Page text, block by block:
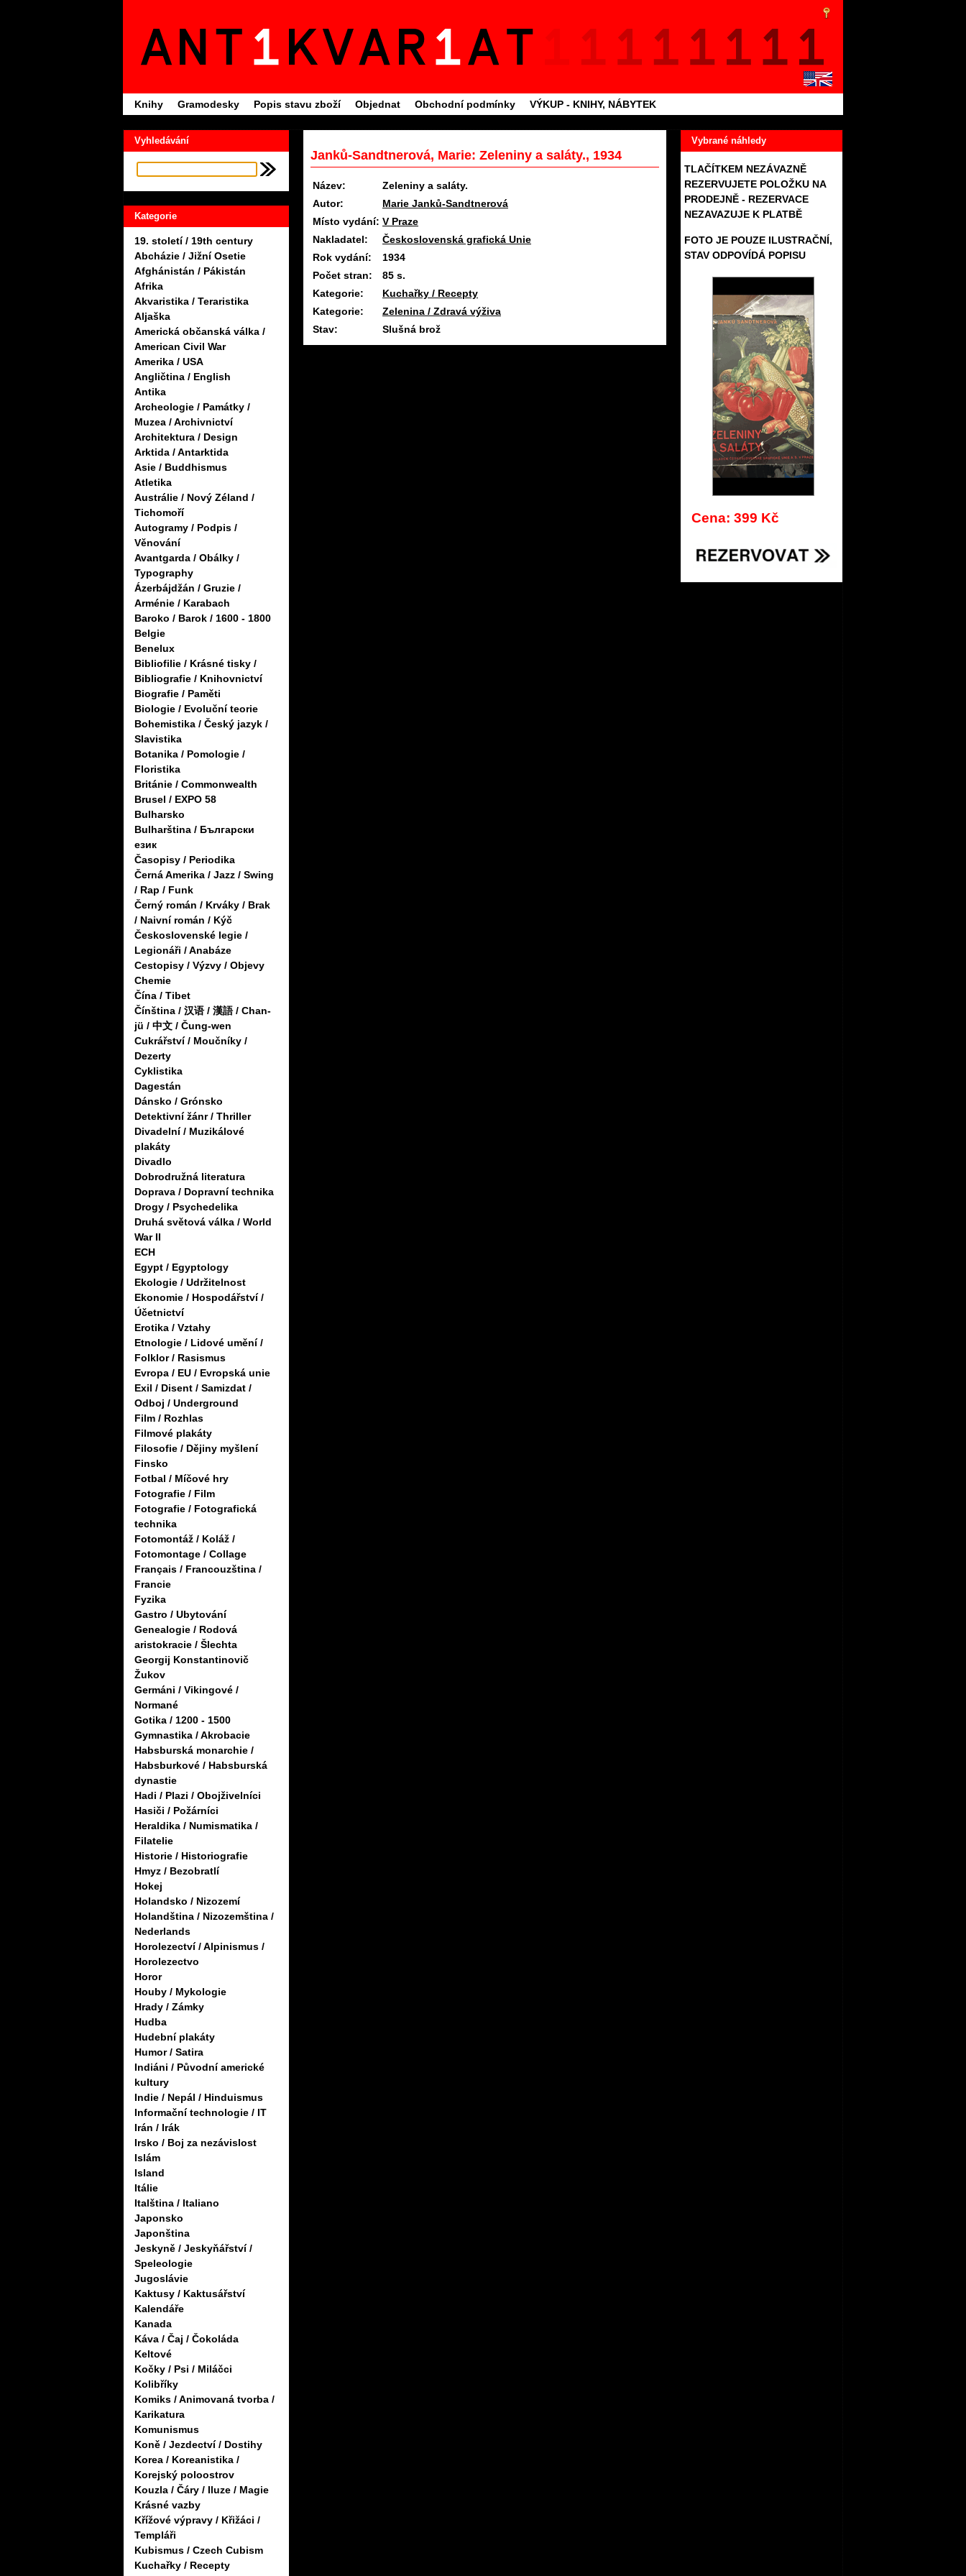
Knihy Gramodesky Popis stavu zboží Objednat Obchodní podmínky VÝKUP - KNIHY, NÁBYTEK
Vyhledávání
Kategorie
19. století / 19th century
Abcházie / Jižní Osetie
Afghánistán / Pákistán
Afrika
Akvaristika / Teraristika
Aljaška
Americká občanská válka /
American Civil War
Amerika / USA
Angličtina / English
Antika
Archeologie / Památky /
Muzea / Archivnictví
Architektura / Design
Arktida / Antarktida
Asie / Buddhismus
Atletika
Austrálie / Nový Zéland /
Tichomoří
Autogramy / Podpis /
Věnování
Avantgarda / Obálky /
Typography
Ázerbájdžán / Gruzie /
Arménie / Karabach
Baroko / Barok / 1600 - 1800
Belgie
Benelux
Bibliofilie / Krásné tisky /
Bibliografie / Knihovnictví
Biografie / Paměti
Biologie / Evoluční teorie
Bohemistika / Český jazyk /
Slavistika
Botanika / Pomologie /
Floristika
Británie / Commonwealth
Brusel / EXPO 58
Bulharsko
Bulharština / Български
език
Časopisy / Periodika
Černá Amerika / Jazz / Swing
/ Rap / Funk
Černý román / Krváky / Brak
/ Naivní román / Kýč
Československé legie /
Legionáři / Anabáze
Cestopisy / Výzvy / Objevy
Chemie
Čína / Tibet
Čínština / 汉语 / 漢語 / Chan-
jü / 中文 / Čung-wen
Cukrářství / Moučníky /
Dezerty
Cyklistika
Dagestán
Dánsko / Grónsko
Detektivní žánr / Thriller
Divadelní / Muzikálové
plakáty
Divadlo
Dobrodružná literatura
Doprava / Dopravní technika
Drogy / Psychedelika
Druhá světová válka / World
War II
ECH
Egypt / Egyptology
Ekologie / Udržitelnost
Ekonomie / Hospodářství /
Účetnictví
Erotika / Vztahy
Etnologie / Lidové umění /
Folklor / Rasismus
Evropa / EU / Evropská unie
Exil / Disent / Samizdat /
Odboj / Underground
Film / Rozhlas
Filmové plakáty
Filosofie / Dějiny myšlení
Finsko
Fotbal / Míčové hry
Fotografie / Film
Fotografie / Fotografická
technika
Fotomontáž / Koláž /
Fotomontage / Collage
Français / Francouzština /
Francie
Fyzika
Gastro / Ubytování
Genealogie / Rodová
aristokracie / Šlechta
Georgij Konstantinovič
Žukov
Germáni / Vikingové /
Normané
Gotika / 1200 - 1500
Gymnastika / Akrobacie
Habsburská monarchie /
Habsburkové / Habsburská
dynastie
Hadi / Plazi / Obojživelníci
Hasiči / Požárníci
Heraldika / Numismatika /
Filatelie
Historie / Historiografie
Hmyz / Bezobratlí
Hokej
Holandsko / Nizozemí
Holandština / Nizozemština /
Nederlands
Horolezectví / Alpinismus /
Horolezectvo
Horor
Houby / Mykologie
Hrady / Zámky
Hudba
Hudební plakáty
Humor / Satira
Indiáni / Původní americké
kultury
Indie / Nepál / Hinduismus
Informační technologie / IT
Irán / Irák
Irsko / Boj za nezávislost
Islám
Island
Itálie
Italština / Italiano
Japonsko
Japonština
Jeskyně / Jeskyňářství /
Speleologie
Jugoslávie
Kaktusy / Kaktusářství
Kalendáře
Kanada
Káva / Čaj / Čokoláda
Keltové
Kočky / Psi / Miláčci
Kolibříky
Komiks / Animovaná tvorba /
Karikatura
Komunismus
Koně / Jezdectví / Dostihy
Korea / Koreanistika /
Korejský poloostrov
Kouzla / Čáry / Iluze / Magie
Krásné vazby
Křížové výpravy / Křižáci /
Templáři
Kubismus / Czech Cubism
Kuchařky / Recepty
Vybrané náhledy
TLAČÍTKEM NEZÁVAZNĚ
REZERVUJETE POLOŽKU NA
PRODEJNĚ - REZERVACE
NEZAVAZUJE K PLATBĚ
FOTO JE POUZE ILUSTRAČNÍ,
STAV ODPOVÍDÁ POPISU
Cena: 399 Kč
Janků-Sandtnerová, Marie: Zeleniny a saláty., 1934
Název:
Zeleniny a saláty.
Autor:
Marie Janků-Sandtnerová
Místo vydání: V Praze
Nakladatel:
Československá grafická Unie
Rok vydání:
1934
Počet stran:
85 s.
Kategorie:
Kuchařky / Recepty
Kategorie:
Zelenina / Zdravá výživa
Stav:
Slušná brož